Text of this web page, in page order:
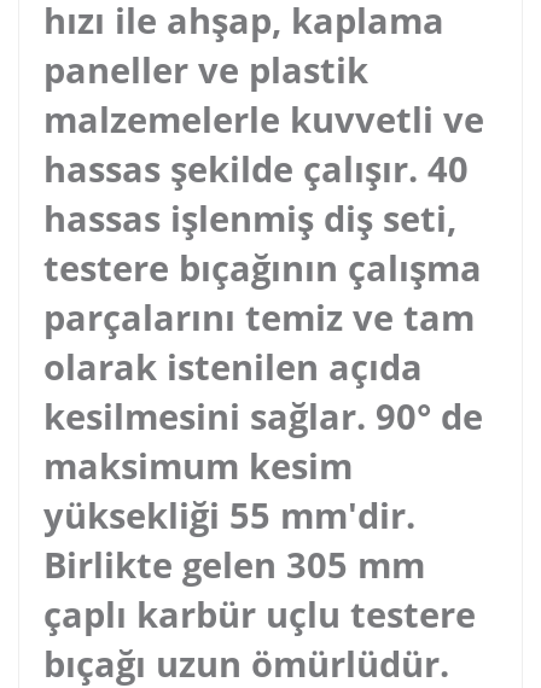
hızı ile ahşap, kaplama
paneller ve plastik
malzemelerle kuvvetli ve
hassas şekilde çalışır. 40
hassas işlenmiş diş seti,
testere bıçağının çalışma
parçalarını temiz ve tam
olarak istenilen açıda
kesilmesini sağlar. 90° de
maksimum kesim
yüksekliği 55 mm'dir.
Birlikte gelen 305 mm
çaplı karbür uçlu testere
bıçağı uzun ömürlüdür.